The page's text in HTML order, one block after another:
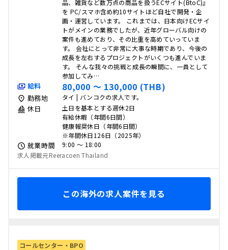
品、雑貨など数万点の商品を扱うECサイト(BtoC)』
を PC/スマホ含め約10サイトほど自社で開発・企
画・運営しています。 これまでは、日本向けECサイ
トがメインの業務でしたが、近年グローバル向けの
案件も進めており、その比重を高めていっていま
す。 会社にとって非常に大事な時期であり、今後の
成長を左右するプロジェクトがいくつも進んでいま
す。 そんな我々の挑戦と成長の瞬間に、一員として
参加してみ…
給料 80,000 〜 130,000 (THB)
勤務地 タイ | バンコクの求人です。
休日
土日を基本とする週休2日
有給休暇（年間6日間）
健康報奨休日（年間6日間）
※年間休日126日（2025年）
就業時間
9:00 〜 18:00
求人掲載元Reeracoen Thailand
この海外の求人案件を見る
コールセンター・BPO